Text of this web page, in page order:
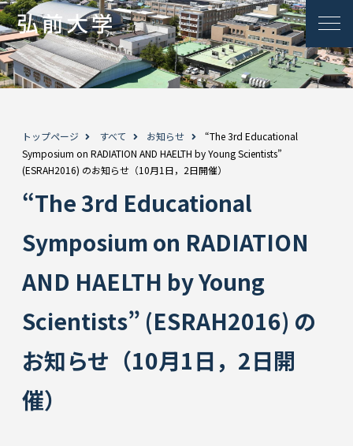
トップページ すべて お知らせ
“The 3rd Educational
Symposium on RADIATION AND HAELTH by Young Scientists”
(ESRAH2016) のお知らせ（10月1日，2日開催）
“The 3rd Educational
Symposium on RADIATION
AND HAELTH by Young
Scientists” (ESRAH2016) の
お知らせ（10月1日，2日開
催）